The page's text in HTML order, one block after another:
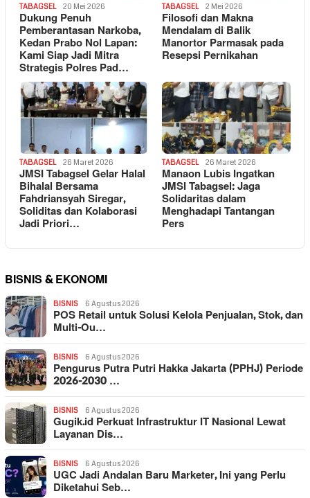
TABAGSEL 20 Mei 2026
Dukung Penuh
Pemberantasan Narkoba,
Kedan Prabo Nol Lapan:
Kami Siap Jadi Mitra
Strategis Polres Pad…
TABAGSEL 2 Mei 2026
Filosofi dan Makna
Mendalam di Balik
Manortor Parmasak pada
Resepsi Pernikahan
TABAGSEL 26 Maret 2026
JMSI Tabagsel Gelar Halal
Bihalal Bersama
Fahdriansyah Siregar,
Soliditas dan Kolaborasi
Jadi Priori…
TABAGSEL 26 Maret 2026
Manaon Lubis Ingatkan
JMSI Tabagsel: Jaga
Solidaritas dalam
Menghadapi Tantangan
Pers
BISNIS & EKONOMI
BISNIS 6 Agustus 2026
POS Retail untuk Solusi Kelola Penjualan, Stok, dan
Multi-Ou…
BISNIS 6 Agustus 2026
Pengurus Putra Putri Hakka Jakarta (PPHJ) Periode
2026-2030 …
BISNIS 6 Agustus 2026
Gugik.id Perkuat Infrastruktur IT Nasional Lewat
Layanan Dis…
BISNIS 6 Agustus 2026
UGC Jadi Andalan Baru Marketer, Ini yang Perlu
Diketahui Seb…